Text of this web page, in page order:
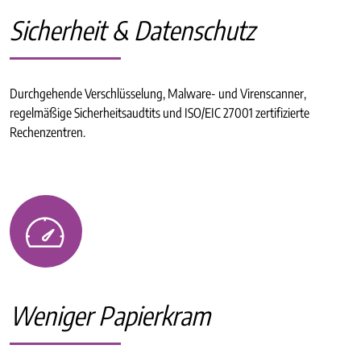
Sicherheit & Datenschutz
Durchgehende Verschlüsselung, Malware- und Virenscanner,
regelmäßige Sicherheitsaudtits und ISO/EIC 27001 zertifizierte
Rechenzentren.
Weniger Papierkram